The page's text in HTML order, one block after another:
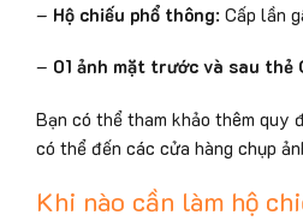
– Hộ chiếu phổ thông: Cấp lần
– 01 ảnh mặt trước và sau thẻ
Bạn có thể tham khảo thêm quy
có thể đến các cửa hàng chụp
Khi nào cần làm hộ